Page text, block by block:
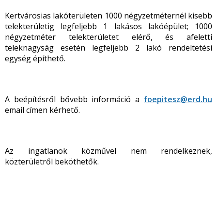
Kertvárosias lakóterületen 1000 négyzetméternél kisebb
telekterületig legfeljebb 1 lakásos lakóépület; 1000
négyzetméter telekterületet elérő, és afeletti
teleknagyság esetén legfeljebb 2 lakó rendeltetési
egység építhető.
A beépítésről bővebb információ a foepitesz@erd.hu
email címen kérhető.
Az ingatlanok közművel nem rendelkeznek,
közterületről beköthetők.